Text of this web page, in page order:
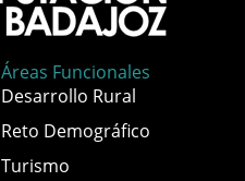
Áreas Funcionales
Desarrollo Rural
Reto Demográfico
Turismo